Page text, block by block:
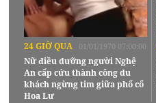
24 GIỜ QUA 01/01/1970 07:00:00
Nữ điều dưỡng người Nghệ
An cấp cứu thành công du
khách ngừng tim giữa phố cổ
Hoa Lư